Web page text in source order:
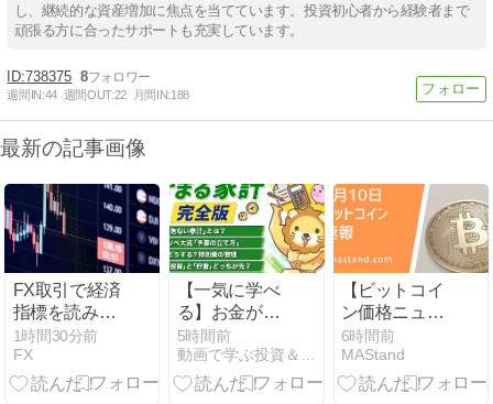
し、継続的な資産増加に焦点を当てています。投資初心者から経験者まで
頑張る方に合ったサポートも充実しています。
738375 8
週間IN:44 週間OUT:22 月間IN:188
最新の記事画像
FX取引で経済
指標を読み取
る方法と市場
への影響
1時間30分前
FX
【一気に学べ
る】お金が貯
まる人にな
る！「家計管
理」の重要ポ
5時間前
【ビットコイ
ン価格ニュー
ス】前日比
（終値）＋
0.10％。価格
6時間前
MAStand